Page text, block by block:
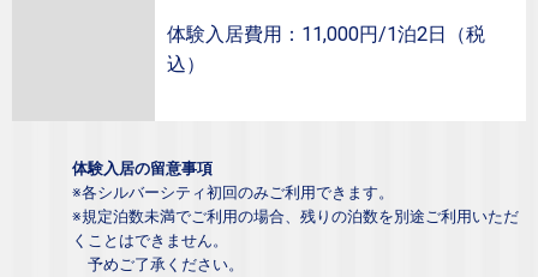
体験入居費用：11,000円/1泊2日（税
込）
体験入居の留意事項
※各シルバーシティ初回のみご利用できます。
※規定泊数未満でご利用の場合、残りの泊数を別途ご利用いただ
くことはできません。
予めご了承ください。